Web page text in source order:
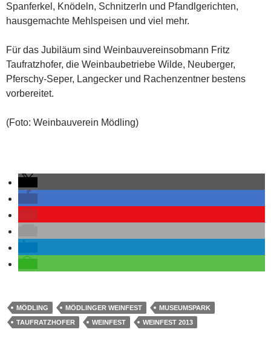
Spanferkel, Knödeln, Schnitzerln und Pfandlgerichten,
hausgemachte Mehlspeisen und viel mehr.
Für das Jubiläum sind Weinbauvereinsobmann Fritz
Taufratzhofer, die Weinbaubetriebe Wilde, Neuberger,
Pferschy-Seper, Langecker und Rachenzentner bestens
vorbereitet.
(Foto: Weinbauverein Mödling)
MÖDLING MÖDLINGER WEINFEST
MUSEUMSPARK
TAUFRATZHOFER
WEINFEST WEINFEST 2013